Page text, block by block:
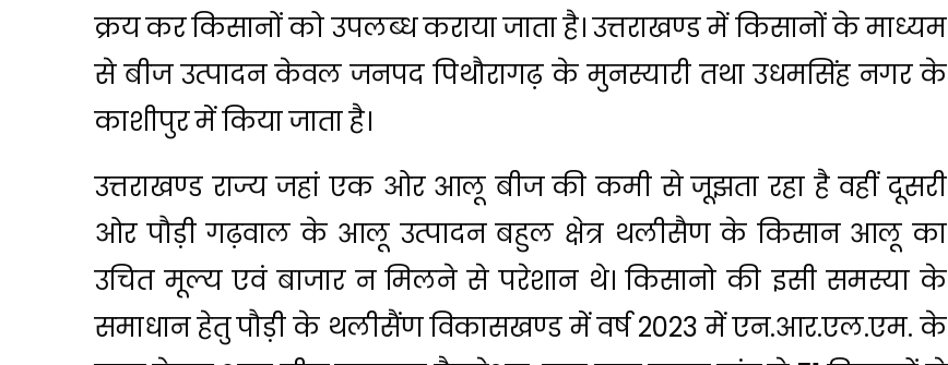
क्रय कर किसानों को उपलब्ध कराया जाता है। उत्तराखण्ड में किसानों के माध्यम
से बीज उत्पादन केवल जनपद पिथौरागढ़ के मुनस्यारी तथा उधमसिंह नगर के
काशीपुर में किया जाता है।
उत्तराखण्ड राज्य जहां एक ओर आलू बीज की कमी से जूझता रहा है वहीं दूसरी
ओर पौड़ी गढ़वाल के आलू उत्पादन बहुल क्षेत्र थलीसैण के किसान आलू का
उचित मूल्य एवं बाजार न मिलने से परेशान थे। किसानो की इसी समस्या के
समाधान हेतु पौड़ी के थलीसैंण विकासखण्ड में वर्ष 2023 में एन.आर.एल.एम. के